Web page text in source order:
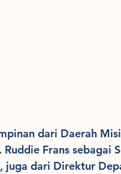
dari Daerah
Ruddie Frans sebagai
juga dari Direktur